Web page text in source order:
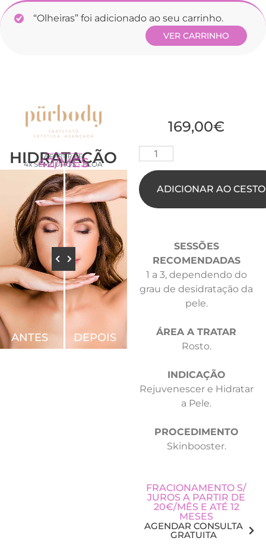
“Olheiras” foi adicionado ao seu carrinho.
VER CARRINHO
HIDRATAÇÃO
A PARTIR DE
42/MÊS
4x SEM JUROS - FLOA
ANTES DEPOIS
169,00€
ADICIONAR AO CESTO
SESSÕES
RECOMENDADAS
1 a 3, dependendo do
grau de desidratação da
pele.
ÁREA A TRATAR
Rosto.
INDICAÇÃO
Rejuvenescer e Hidratar
a Pele.
PROCEDIMENTO
Skinbooster.
FRACIONAMENTO S/
JUROS A PARTIR DE
20€/MÊS E ATÉ 12
MESES
AGENDAR CONSULTA
GRATUITA